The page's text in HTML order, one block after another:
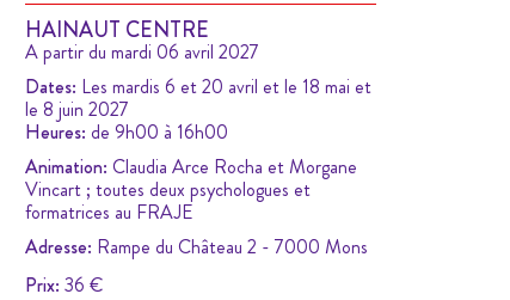
HAINAUT CENTRE
A partir du mardi 06 avril 2027
Dates: Les mardis 6 et 20 avril et le 18 mai et
le 8 juin 2027
Heures: de 9h00 à 16h00
Animation: Claudia Arce Rocha et Morgane
Vincart ; toutes deux psychologues et
formatrices au FRAJE
Adresse: Rampe du Château 2 - 7000 Mons
Prix: 36 €